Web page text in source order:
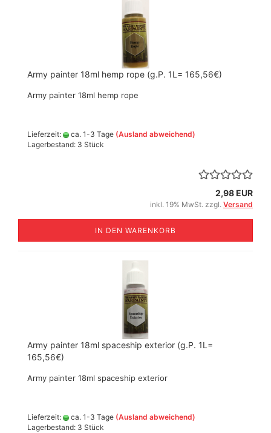
Army painter 18ml hemp rope (g.P. 1L= 165,56€)
Army painter 18ml hemp rope
Lieferzeit: ca. 1-3 Tage (Ausland abweichend)
Lagerbestand: 3 Stück
2,98 EUR
inkl. 19% MwSt. zzgl. Versand
IN DEN WARENKORB
Army painter 18ml spaceship exterior (g.P. 1L=
165,56€)
Army painter 18ml spaceship exterior
Lieferzeit: ca. 1-3 Tage (Ausland abweichend)
Lagerbestand: 3 Stück